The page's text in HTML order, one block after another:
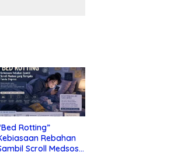
Rotting”
Rebahan
Scroll Medsos